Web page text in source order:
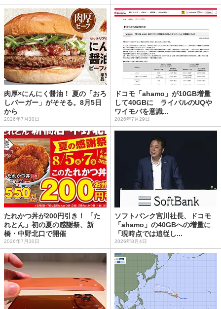
肉厚×にんにく醤油！ 夏の「おろ
しバーガー」がそそる。8月5日
から
2026年7月30日
ドコモ「ahamo」が10GB増量
して40GBに ライバルのUQや
ワイモバを意識...
2026年7月29日
たれかつ丼が200円引き！ 「た
れとん」初の夏の感謝祭、新
橋・中野北口で開催
2026年7月30日
ソフトバンク宮川社長、ドコモ
「ahamo」の40GBへの増量に
「現時点では追従し...
2026年8月4日